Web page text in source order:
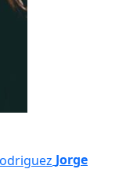
Jorge